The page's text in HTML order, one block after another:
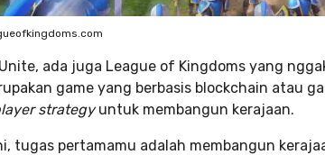
ada juga League of Kingdoms yang
game yang berbasis blockchain atau
strategyuntuk membangun kerajaan.
tugas pertamamu adalah membangun